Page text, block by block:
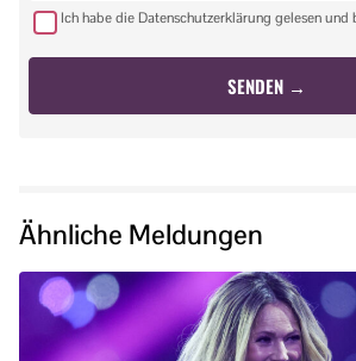
Ich habe die Datenschutzerklärung gelesen
Ähnliche Meldungen